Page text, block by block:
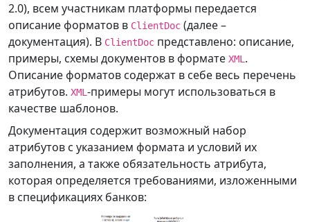
2.0), всем участникам платформы передается
описание форматов в ClientDoc (далее –
документация). В ClientDoc представлено: описание,
примеры, схемы документов в формате XML .
Описание форматов содержат в себе весь перечень
атрибутов. XML -примеры могут использоваться в
качестве шаблонов.
Документация содержит возможный набор
атрибутов с указанием формата и условий их
заполнения, а также обязательность атрибута,
которая определяется требованиями, изложенными
в спецификациях банков: